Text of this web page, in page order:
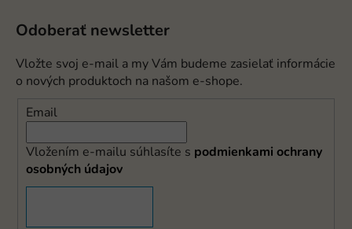
Odoberať newsletter
Vložte svoj e-mail a my Vám budeme zasielať informácie
o nových produktoch na našom e-shope.
Email
Vložením e-mailu súhlasíte s podmienkami ochrany
osobných údajov